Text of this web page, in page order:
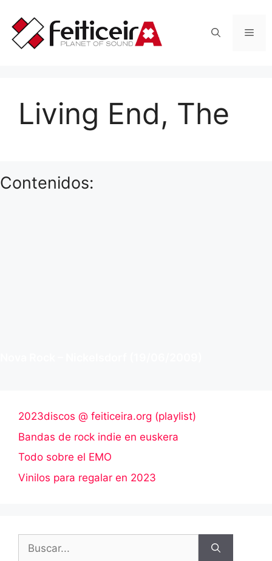
contenido
Living End, The
Contenidos:
2023discos @ feiticeira.org (playlist)
Bandas de rock indie en euskera
Todo sobre el EMO
Vinilos para regalar en 2023